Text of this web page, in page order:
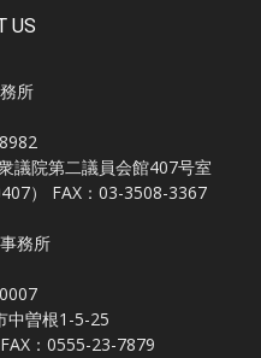
US
所
院第二議員会館407号室
） FAX：03-3508-3367
務所
中曽根1-5-25
：0555-23-7879